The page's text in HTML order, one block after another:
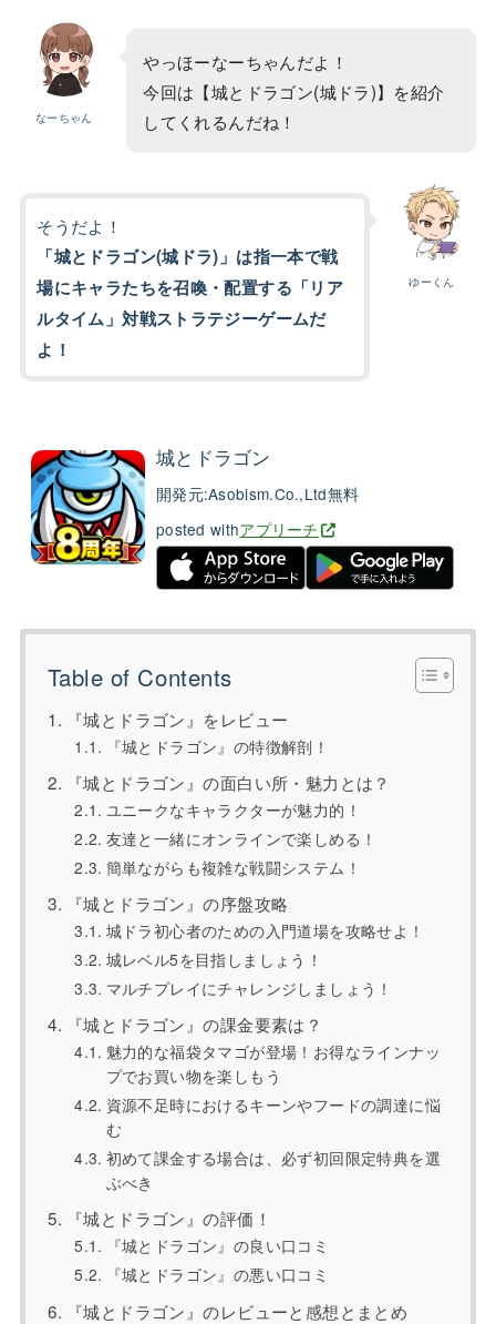
なーちゃん
やっほーなーちゃんだよ！
今回は【城とドラゴン(城ドラ)】を紹介
してくれるんだね！
ゆーくん
そうだよ！
「城とドラゴン(城ドラ)」は指一本で戦
場にキャラたちを召喚・配置する「リア
ルタイム」対戦ストラテジーゲームだ
よ！
城とドラゴン
開発元:Asobism.Co.,Ltd無料
posted withアプリーチ
Table of Contents
『城とドラゴン』をレビュー
『城とドラゴン』の特徴解剖！
『城とドラゴン』の面白い所・魅力とは？
ユニークなキャラクターが魅力的！
友達と一緒にオンラインで楽しめる！
簡単ながらも複雑な戦闘システム！
『城とドラゴン』の序盤攻略
城ドラ初心者のための入門道場を攻略せよ！
城レベル5を目指しましょう！
マルチプレイにチャレンジしましょう！
『城とドラゴン』の課金要素は？
魅力的な福袋タマゴが登場！お得なラインナッ
プでお買い物を楽しもう
資源不足時におけるキーンやフードの調達に悩
む
初めて課金する場合は、必ず初回限定特典を選
ぶべき
『城とドラゴン』の評価！
『城とドラゴン』の良い口コミ
『城とドラゴン』の悪い口コミ
『城とドラゴン』のレビューと感想とまとめ